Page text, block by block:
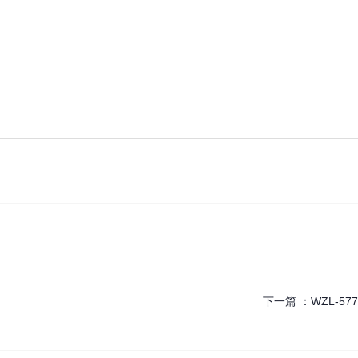
下一篇 ： WZL-577